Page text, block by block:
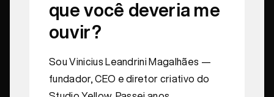
que você deveria me
ouvir?
Sou Vinicius Leandrini Magalhães —
fundador, CEO e diretor criativo do